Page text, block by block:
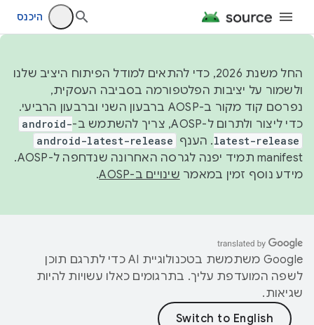
היכנס
החל משנת 2026, כדי להתאים למודל הפיתוח היציב שלנו
ולשמור על יציבות הפלטפורמה בסביבה העסקית,
נפרסם קוד מקור ב-AOSP ברבעון השני וברבעון הרביעי.
כדי ליצור ולתרום ל-AOSP, צריך להשתמש ב-
android-
latest-release. הענף android-latest-release
manifest תמיד יפנה לגרסה האחרונה שנדחפה ל-AOSP.
מידע נוסף זמין במאמר שינויים ב-AOSP .
‫Google משתמשת בטכנולוגיית AI כדי לתרגם תוכן
לשפה המועדפת עליך. בתרגומים כאלו עשויות להיות
שגיאות.